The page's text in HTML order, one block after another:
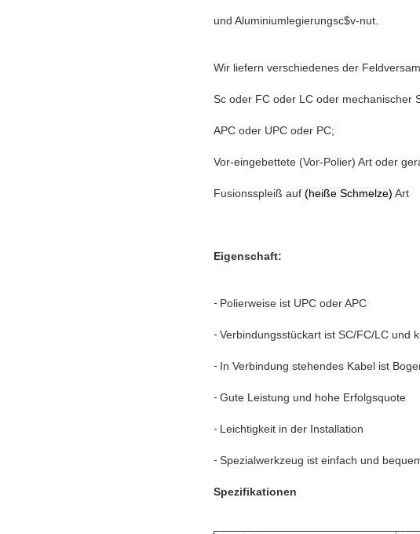
und Aluminiumlegierungsc$v-nut.
Wir liefern verschiedenes der
Sc oder FC oder LC oder mechanischer
APC oder UPC oder PC;
Vor-eingebettete (Vor-Polier) Art oder
Fusionsspleiß auf (heiße Schmelze) Art
Eigenschaft:
- Polierweise ist UPC oder APC
- Verbindungsstückart ist SC/FC/LC und
- In Verbindung stehendes Kabel ist
- Gute Leistung und hohe Erfolgsquote
- Leichtigkeit in der Installation
- Spezialwerkzeug ist einfach und
Spezifikationen